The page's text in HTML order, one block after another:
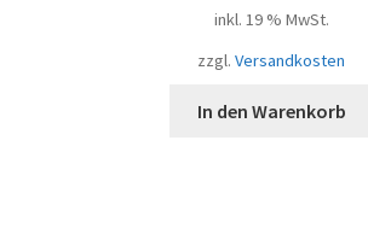
inkl. 19 % MwSt.
zzgl. Versandkosten
In den Warenkorb